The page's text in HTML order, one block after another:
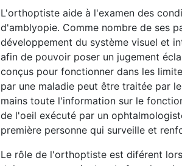
L'orthoptiste aide à l'examen des
d'amblyopie. Comme nombre de ses
développement du système visuel et
afin de pouvoir poser un jugement
conçus pour fonctionner dans les
par une maladie peut être traitée par
mains toute l'information sur le
de l'oeil exécuté par un
première personne qui surveille et
Le rôle de l'orthoptiste est diférent